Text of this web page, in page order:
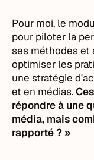
Pour moi, le
pour piloter la
ses méthodes et
optimiser les
une stratégie
et en médias.
répondre à une
média, mais
rapporté ? »